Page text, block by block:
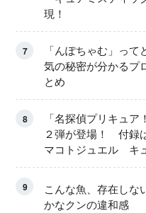
現！
7
「んぽちゃむ」っ
気の秘密が分かるプ
とめ
8
「名探偵プリキュ
２弾が登場！ 付録
マコトジュエル キ
ドウ アイスver.」
9
こんな魚、存在しな
かなクンの違和感